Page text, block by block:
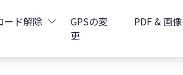
ード解除
GPSの変
更
PDF & 画